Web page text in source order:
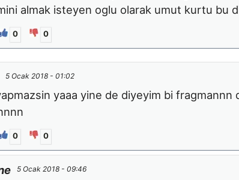
almak isteyen oglu olarak umut kurtu bu
0 0
5 Ocak 2018 - 01:02
yaaa yine de diyeyim bi fragmannn
0 0
5 Ocak 2018 - 09:46